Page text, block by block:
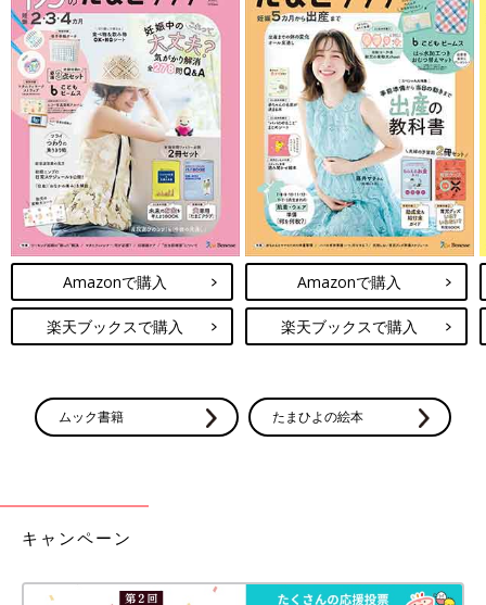
Amazonで購入
楽天ブックスで購入
Amazonで購入
楽天ブックスで購入
ムック書籍 たまひよの絵本
キャンペーン